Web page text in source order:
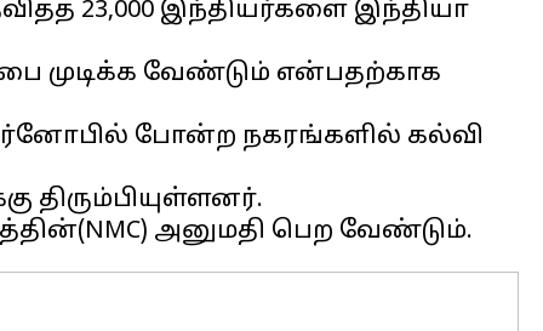
23,000 இந்தியர்களை இந்தியா
முடிக்க வேண்டும் என்பதற்காக
போன்ற நகரங்களில் கல்வி
திரும்பியுள்ளனர்.